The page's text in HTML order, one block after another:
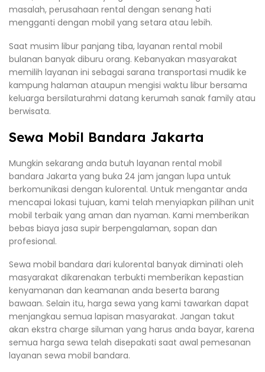
masalah, perusahaan rental dengan senang hati
mengganti dengan mobil yang setara atau lebih.
Saat musim libur panjang tiba, layanan rental mobil
bulanan banyak diburu orang. Kebanyakan masyarakat
memilih layanan ini sebagai sarana transportasi mudik ke
kampung halaman ataupun mengisi waktu libur bersama
keluarga bersilaturahmi datang kerumah sanak family atau
berwisata.
Sewa Mobil Bandara Jakarta
Mungkin sekarang anda butuh layanan rental mobil
bandara Jakarta yang buka 24 jam jangan lupa untuk
berkomunikasi dengan kulorental. Untuk mengantar anda
mencapai lokasi tujuan, kami telah menyiapkan pilihan unit
mobil terbaik yang aman dan nyaman. Kami memberikan
bebas biaya jasa supir berpengalaman, sopan dan
profesional.
Sewa mobil bandara dari kulorental banyak diminati oleh
masyarakat dikarenakan terbukti memberikan kepastian
kenyamanan dan keamanan anda beserta barang
bawaan. Selain itu, harga sewa yang kami tawarkan dapat
menjangkau semua lapisan masyarakat. Jangan takut
akan ekstra charge siluman yang harus anda bayar, karena
semua harga sewa telah disepakati saat awal pemesanan
layanan sewa mobil bandara.